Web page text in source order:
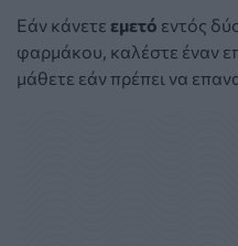
Εάν κάνετε εμετό εντός
φαρμάκου, καλέστε έναν
μάθετε εάν πρέπει να